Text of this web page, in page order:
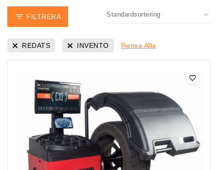
FILTRERA
REDATS INVENTO Rensa Alla